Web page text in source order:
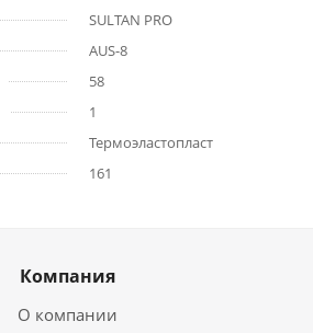
SULTAN PRO
AUS-8
58
1
Термоэластопласт
161
Компания
О компании